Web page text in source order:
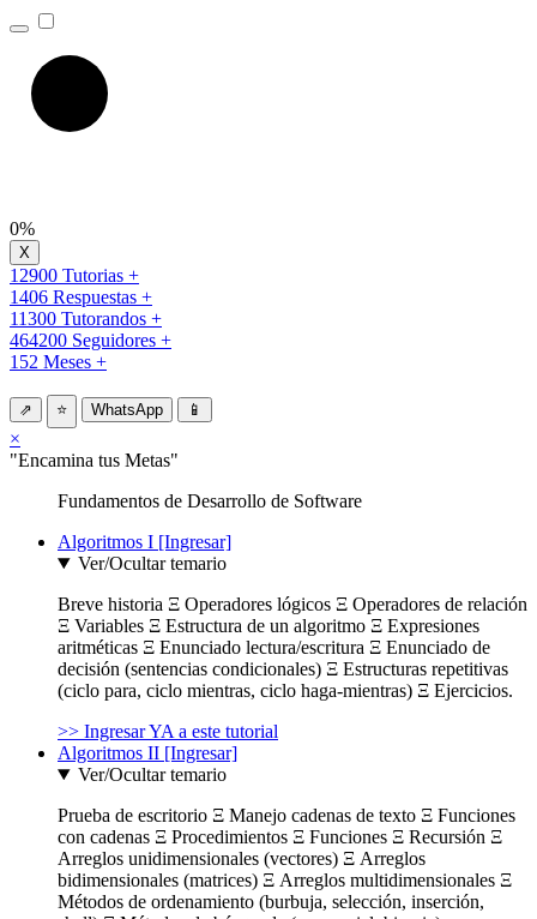
0%
12900 Tutorias +
1406 Respuestas +
11300 Tutorandos +
464200 Seguidores +
152 Meses +
⇗ ⭐ WhatsApp 📱
×
"Encamina tus Metas"
Fundamentos de Desarrollo de Software
Algoritmos I [Ingresar]
Ver/Ocultar temario
Breve historia Ξ Operadores lógicos Ξ Operadores de relación
Ξ Variables Ξ Estructura de un algoritmo Ξ Expresiones
aritméticas Ξ Enunciado lectura/escritura Ξ Enunciado de
decisión (sentencias condicionales) Ξ Estructuras repetitivas
(ciclo para, ciclo mientras, ciclo haga-mientras) Ξ Ejercicios.
>> Ingresar YA a este tutorial
Algoritmos II [Ingresar]
Ver/Ocultar temario
Prueba de escritorio Ξ Manejo cadenas de texto Ξ Funciones
con cadenas Ξ Procedimientos Ξ Funciones Ξ Recursión Ξ
Arreglos unidimensionales (vectores) Ξ Arreglos
bidimensionales (matrices) Ξ Arreglos multidimensionales Ξ
Métodos de ordenamiento (burbuja, selección, inserción,